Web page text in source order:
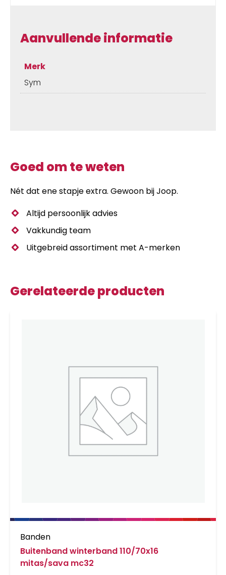
Aanvullende informatie
Merk
Sym
Goed om te weten
Nét dat ene stapje extra. Gewoon bij Joop.
Altijd persoonlijk advies
Vakkundig team
Uitgebreid assortiment met A-merken
Gerelateerde producten
Banden
Buitenband winterband 110/70x16
mitas/sava mc32